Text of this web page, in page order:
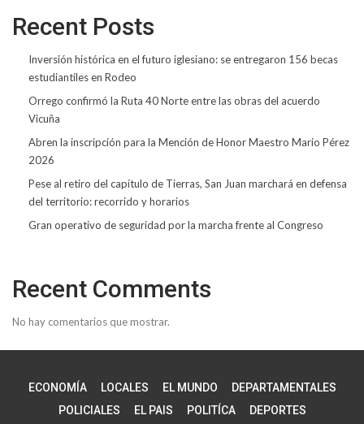
Recent Posts
Inversión histórica en el futuro iglesiano: se entregaron 156 becas
estudiantiles en Rodeo
Orrego confirmó la Ruta 40 Norte entre las obras del acuerdo
Vicuña
Abren la inscripción para la Mención de Honor Maestro Mario Pérez
2026
Pese al retiro del capítulo de Tierras, San Juan marchará en defensa
del territorio: recorrido y horarios
Gran operativo de seguridad por la marcha frente al Congreso
Recent Comments
No hay comentarios que mostrar.
ECONOMÍA LOCALES EL MUNDO
DEPARTAMENTALES
POLICIALES
EL PAIS POLITÍCA DEPORTES